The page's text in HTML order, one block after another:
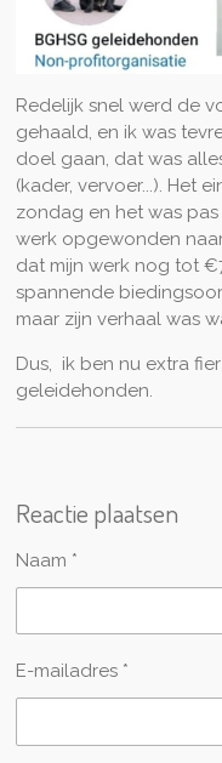
Redelijk snel werd de
gehaald, en ik was
doel gaan, dat was
(kader, vervoer...). Het
zondag en het was
werk opgewonden
dat mijn werk nog tot
spannende
maar zijn verhaal was
Dus, ik ben nu extra
geleidehonden.
Reactie plaatsen
Naam *
E-mailadres *